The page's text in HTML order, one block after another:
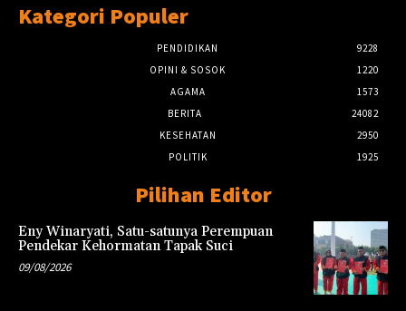
Kategori Populer
PENDIDIKAN
9228
OPINI & SOSOK
1220
AGAMA
1573
BERITA
24082
KESEHATAN
2950
POLITIK
1925
Pilihan Editor
Eny Winaryati, Satu-satunya Perempuan
Pendekar Kehormatan Tapak Suci
09/08/2026